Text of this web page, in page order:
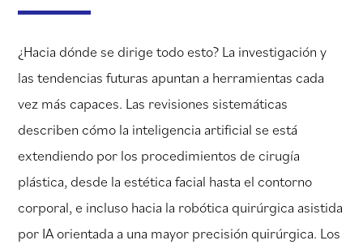
¿Hacia dónde se dirige todo esto? La investigación y
las tendencias futuras apuntan a herramientas cada
vez más capaces. Las revisiones sistemáticas
describen cómo la inteligencia artificial se está
extendiendo por los procedimientos de cirugía
plástica, desde la estética facial hasta el contorno
corporal, e incluso hacia la robótica quirúrgica asistida
por IA orientada a una mayor precisión quirúrgica. Los